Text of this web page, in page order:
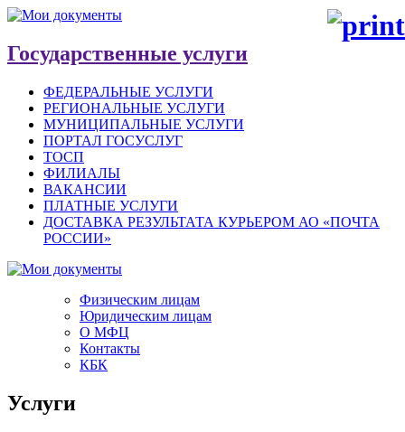
Государственные услуги
ФЕДЕРАЛЬНЫЕ УСЛУГИ
РЕГИОНАЛЬНЫЕ УСЛУГИ
МУНИЦИПАЛЬНЫЕ УСЛУГИ
ПОРТАЛ ГОСУСЛУГ
ТОСП
ФИЛИАЛЫ
ВАКАНСИИ
ПЛАТНЫЕ УСЛУГИ
ДОСТАВКА РЕЗУЛЬТАТА КУРЬЕРОМ АО «ПОЧТА
РОССИИ»
Физическим лицам
Юридическим лицам
О МФЦ
Контакты
КБК
Услуги